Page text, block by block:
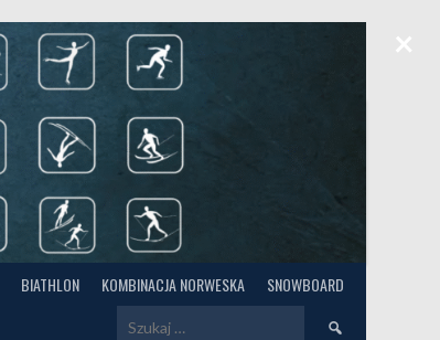
BIATHLON KOMBINACJA NORWESKA
SNOWBOARD
Szukaj: